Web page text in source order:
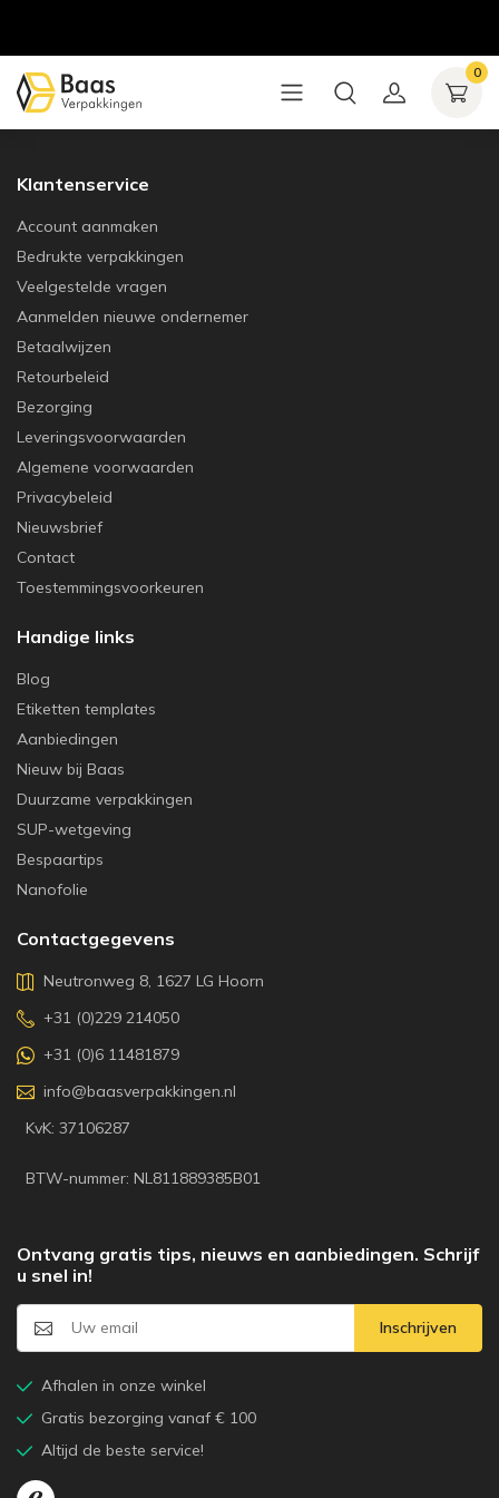
0
Klantenservice
Account aanmaken
Bedrukte verpakkingen
Veelgestelde vragen
Aanmelden nieuwe ondernemer
Betaalwijzen
Retourbeleid
Bezorging
Leveringsvoorwaarden
Algemene voorwaarden
Privacybeleid
Nieuwsbrief
Contact
Toestemmingsvoorkeuren
Handige links
Blog
Etiketten templates
Aanbiedingen
Nieuw bij Baas
Duurzame verpakkingen
SUP-wetgeving
Bespaartips
Nanofolie
Contactgegevens
Neutronweg 8, 1627 LG Hoorn
+31 (0)229 214050
+31 (0)6 11481879
info@baasverpakkingen.nl
KvK: 37106287
BTW-nummer: NL811889385B01
Ontvang gratis tips, nieuws en aanbiedingen. Schrijf
u snel in!
Inschrijven
Afhalen in onze winkel
Gratis bezorging vanaf € 100
Altijd de beste service!